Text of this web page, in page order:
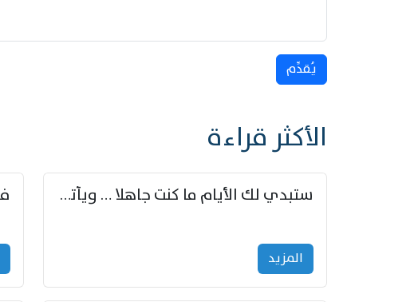
يُقدِّم
الأكثر قراءة
ستبدي لك الأيام ما كنت جاهلا … ويأتيك بالأخبار من لم تزوّد
المزید